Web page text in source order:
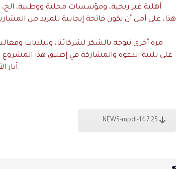
أهلية غبر ربحية، ومؤسسات محلية ووطنية،
هذا، على أمل أن يكون فاتحة إيجابية للمزيد من
مرة أخرى نتوجه بالشكر لشركائنا، ولبلديات
على تلبية الدعوة والمشاركة في إطلاق هذا
آثار الأزمات الإنسانية والاجتماعية في هذه المنطقة.